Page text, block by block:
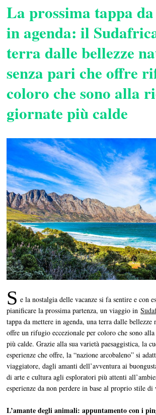
La prossima tappa
in agenda: il
terra dalle bellezze
senza pari che offre
coloro che sono alla
giornate più calde
S e la nostalgia delle vacanze si fa sentire e con
pianificare la prossima partenza, un viaggio in
tappa da mettere in agenda, una terra dalle bellezze
offre un rifugio eccezionale per coloro che sono
più calde. Grazie alla sua varietà paesaggistica, la
esperienze che offre, la “nazione arcobaleno” si
viaggiatore, dagli amanti dell’avventura ai
di arte e cultura agli esploratori più attenti
esperienze da non perdere in base al proprio stile di
L’amante degli animali: appuntamento con i